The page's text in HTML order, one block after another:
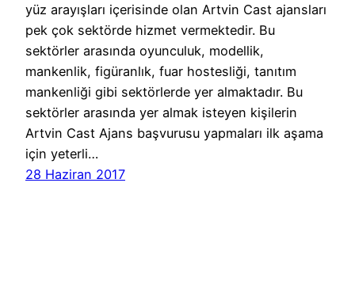
yüz arayışları içerisinde olan Artvin Cast ajansları
pek çok sektörde hizmet vermektedir. Bu
sektörler arasında oyunculuk, modellik,
mankenlik, figüranlık, fuar hostesliği, tanıtım
mankenliği gibi sektörlerde yer almaktadır. Bu
sektörler arasında yer almak isteyen kişilerin
Artvin Cast Ajans başvurusu yapmaları ilk aşama
için yeterli…
28 Haziran 2017